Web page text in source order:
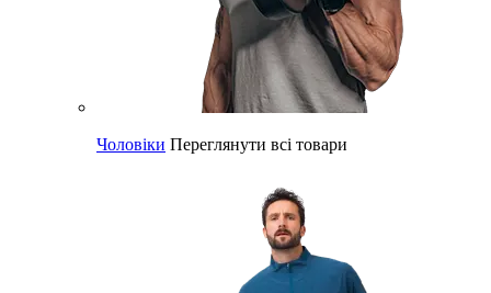
Чоловіки Переглянути всі товари